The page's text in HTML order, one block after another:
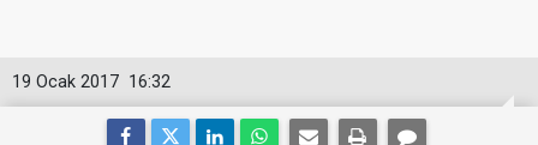
16:32
19 Ocak 2017